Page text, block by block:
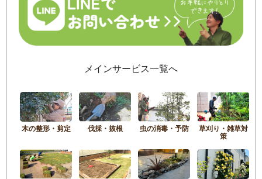
メインサービス一覧へ
木の整形・剪定 伐採・抜根 虫の消毒・予防 草刈り・雑草対
策